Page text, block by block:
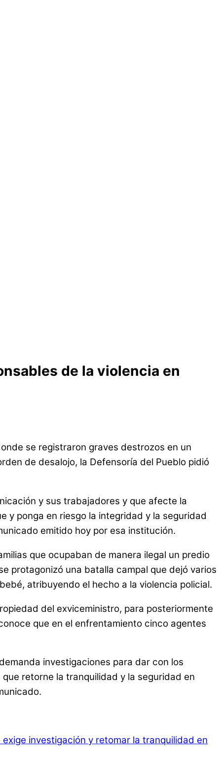
de la violencia en
se registraron graves destrozos en un
de desalojo, la Defensoría del Pueblo pidió
y sus trabajadores y que afecte la
y ponga en riesgo la integridad y la seguridad
emitido hoy por esa institución.
que ocupaban de manera ilegal un predio
protagonizó una batalla campal que dejó varios
atribuyendo el hecho a la violencia policial.
del exviceministro, para posteriormente
que en el enfrentamiento cinco agentes
investigaciones para dar con los
retorne la tranquilidad y la seguridad en
investigación y retomar la tranquilidad en